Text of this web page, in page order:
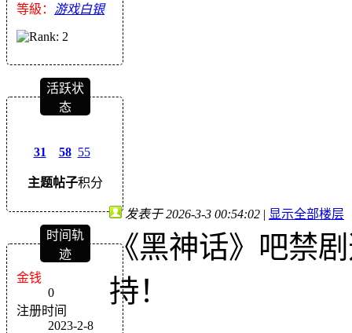
等級： 游戏白银
活跃状
态
31
主题
58
帖子
55
积分
时间轨
迹
金钱
0
注册时间
2023-2-8
发表于 2026-3-3 00:54:02 | 显示全部楼层
《黑神话》吧禁
持！